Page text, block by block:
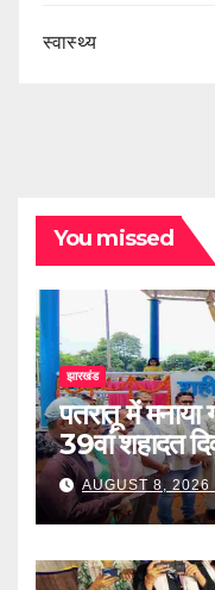
स्वास्थ्य
You missed
झारखंड
पतरातू में मनाया
39वां शहादत
AUGUST 8, 2026